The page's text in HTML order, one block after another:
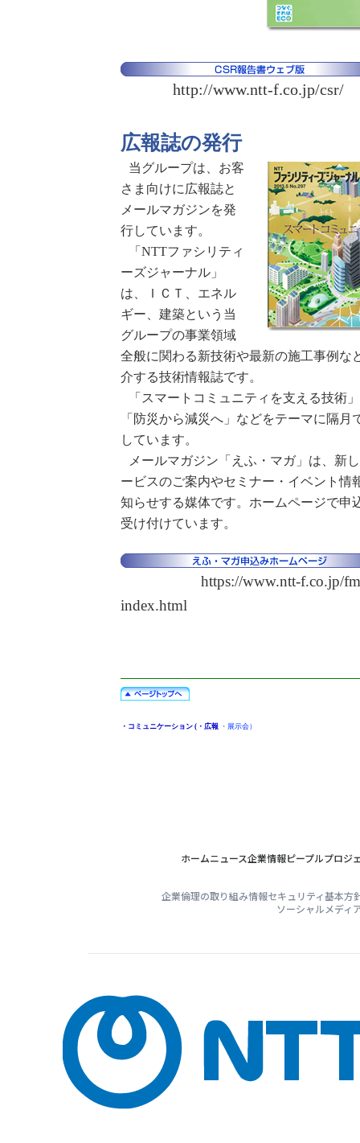
http://www.ntt-f.co.jp/csr/
広報誌の発行
当グループは、お客
さま向けに広報誌と
メールマガジンを発
行しています。
「NTTファシリティ
ーズジャーナル」
は、ＩＣＴ、エネル
ギー、建築という当
グループの事業領域
全般に関わる新技術や最新の施工事例な
介する技術情報誌です。
「スマートコミュニティを支える技術
「防災から減災へ」などをテーマに隔月
しています。
メールマガジン「えふ・マガ」は、新
ービスのご案内やセミナー・イベント情
知らせする媒体です。ホームページで申
受け付けています。
https://www.ntt-f.co.jp/
index.html
・コミュニケーション (・広報 ・ 展示会）
ホームニュース企業情報ピープルプロジ
企業倫理の取り組み情報セキュリティ基本方
ソーシャルメディ